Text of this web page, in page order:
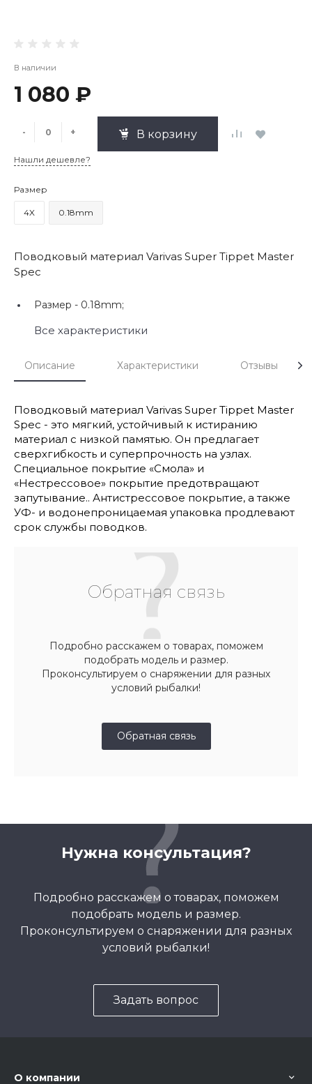
В наличии
1 080 ₽
- + В корзину
Нашли дешевле?
Размер
4X 0.18mm
Поводковый материал Varivas Super Tippet Master
Spec
Размер - 0.18mm;
Все характеристики
Описание Характеристики Отзывы
Поводковый материал Varivas Super Tippet Master
Spec - это мягкий, устойчивый к истиранию
материал с низкой памятью. Он предлагает
сверхгибкость и суперпрочность на узлах.
Специальное покрытие «Смола» и
«Нестрессовое» покрытие предотвращают
запутывание.. Антистрессовое покрытие, а также
УФ- и водонепроницаемая упаковка продлевают
срок службы поводков.
Обратная связь
Подробно расскажем о товарах, поможем
подобрать модель и размер.
Проконсультируем о снаряжении для разных
условий рыбалки!
Обратная связь
Нужна консультация?
Подробно расскажем о товарах, поможем
подобрать модель и размер.
Проконсультируем о снаряжении для разных
условий рыбалки!
Задать вопрос
О компании